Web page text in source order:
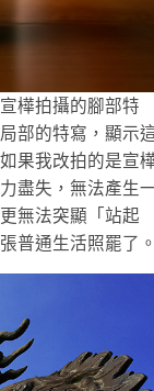
樺拍攝的腳部特
部的特寫，顯示
果我改拍的是宣
盡失，無法產生
無法突顯「站起
普通生活照罷了